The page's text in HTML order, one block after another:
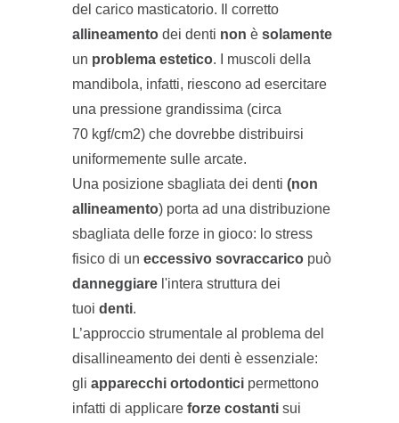
del carico masticatorio. Il corretto
allineamento dei denti non è solamente
un problema estetico. I muscoli della
mandibola, infatti, riescono ad esercitare
una pressione grandissima (circa
70 kgf/cm2) che dovrebbe distribuirsi
uniformemente sulle arcate.
Una posizione sbagliata dei denti (non
allineamento) porta ad una distribuzione
sbagliata delle forze in gioco: lo stress
fisico di un eccessivo sovraccarico può
danneggiare l'intera struttura dei
tuoi denti.
L’approccio strumentale al problema del
disallineamento dei denti è essenziale:
gli apparecchi ortodontici permettono
infatti di applicare forze costanti sui